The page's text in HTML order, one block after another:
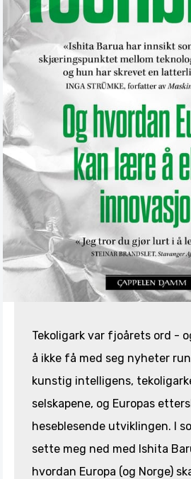
Tekoligark var fjoårets ord -
å ikke få med seg nyheter
kunstig intelligens,
selskapene, og Europas
heseblesende utviklingen. I
sette meg ned med Ishita
hvordan Europa (og Norge)